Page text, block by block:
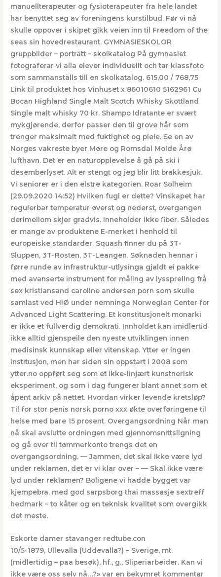
manuellterapeuter og fysioterapeuter fra hele landet
har benyttet seg av foreningens kurstilbud. Før vi nå
skulle oppover i skipet gikk veien inn til Freedom of the
seas sin hovedrestaurant. GYMNASIESKOLOR
gruppbilder – porträtt – skolkatalog På gymnasiet
fotograferar vi alla elever individuellt och tar klassfoto
som sammanställs till en skolkatalog. 615,00 / 768,75
Link til produktet hos Vinhuset x 86010610 5162961 Cu
Bocan Highland Single Malt Scotch Whisky Skottland
Single malt whisky 70 kr. Shampo Idratante er svært
mykgjørende, derfor passer den til grove hår som
trenger maksimalt med fuktighet og pleie. Se en av
Norges vakreste byer Møre og Romsdal Molde Årø
lufthavn. Det er en naturopplevelse å gå på ski i
desemberlyset. Alt er stengt og jeg blir litt brakkesjuk.
Vi seniorer er i den elstre kategorien. Roar Solheim
(29.09.2020 14:52) Hvilken fugl er dette? Vinskapet har
regulerbar temperatur øverst og nederst, overgangen
derimellom skjer gradvis. Inneholder ikke fiber. Således
er mange av produktene E-merket i henhold til
europeiske standarder. Squash finner du på 3T-
Sluppen, 3T-Rosten, 3T-Leangen. Søknaden hennar i
førre runde av infrastruktur-utlysinga gjaldt ei pakke
med avanserte instrument for måling av lysspreiing frå
sex kristiansand caroline andersen porn som skulle
samlast ved HiØ under nemninga Norwegian Center for
Advanced Light Scattering. Et konstitusjonelt monarki
er ikke et fullverdig demokrati. Innholdet kan imidlertid
ikke alltid gjenspeile den nyeste utviklingen innen
medisinsk kunnskap eller vitenskap. Ytter er ingen
institusjon, men har siden sin oppstart i 2008 som
ytter.no oppført seg som et ikke-linjært kunstnerisk
eksperiment, og som i dag fungerer blant annet som et
åpent arkiv på nettet. Hvordan virker levende kretsløp?
Til for stor penis norsk porno xxx økte overføringene til
helse med bare 15 prosent. Overgangsordning Når man
nå skal avslutte ordningen med gjennomsnittsligning
og gå over til tømmerkonto trengs det en
overgangsordning. — Jammen, det skal ikke være lyd
under reklamen, det er vi klar over – — Skal ikke være
lyd under reklamen? Boligene vi hadde bygget var
kjempebra, med god sarpsborg thai massasje sextreff
hedmark – to kåter og en teknisk kvalitet som overgikk
det meste.
Eskorte damer stavanger redtube.con
10/5-1879, Ullevalla (Uddevalla?) – Sverige, mt.
(midlertidig – paa besøk), hf., g., Sliperiarbeider. Kan vi
ikke være oss selv nå…?» var en bekymret kommentar